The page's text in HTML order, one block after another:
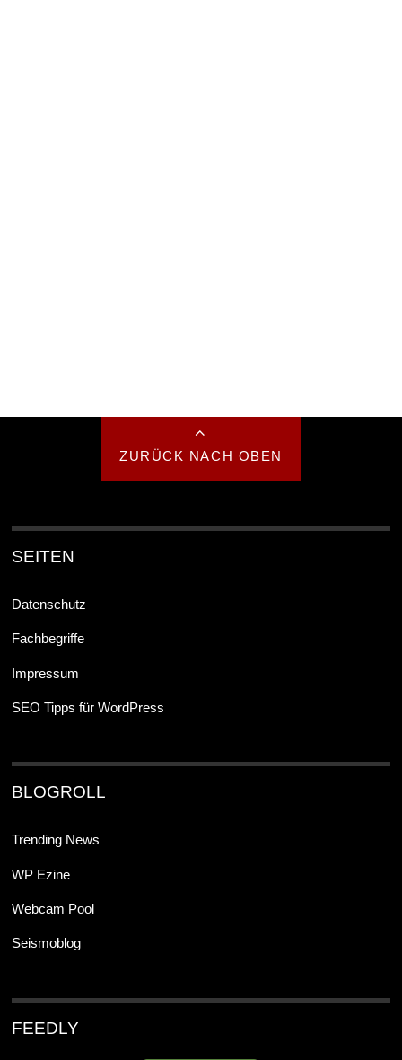
ZURÜCK NACH OBEN
SEITEN
Datenschutz
Fachbegriffe
Impressum
SEO Tipps für WordPress
BLOGROLL
Trending News
WP Ezine
Webcam Pool
Seismoblog
FEEDLY